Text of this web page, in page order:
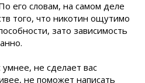
его словам, на самом деле
того, что никотин ощутимо
зато зависимость
не сделает вас
не поможет написать